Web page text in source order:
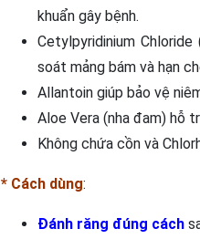
khuẩn gây bệnh.
Cetylpyridinium
soát mảng bám và hạn
Allantoin giúp bảo vệ
Aloe Vera (nha đam) hỗ
Không chứa cồn và
* Cách dùng:
Đánh răng đúng cách